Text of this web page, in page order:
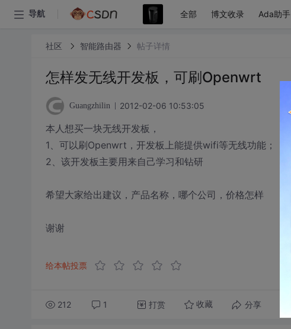
导航 全部 博文收录 Ada助手
社区 智能路由器 帖子详情
怎样发无线开发板，可刷Openwrt
Guangzhilin 2012-02-06 10:53:05
本人想买一块无线开发板，
1、可以刷Openwrt，开发板上能提供wifi等无线功能；
2、该开发板主要用来自己学习和钻研
希望大家给出建议，产品名称，哪个公司，价格怎样
谢谢
给本帖投票
212 1 打赏 收藏 分享